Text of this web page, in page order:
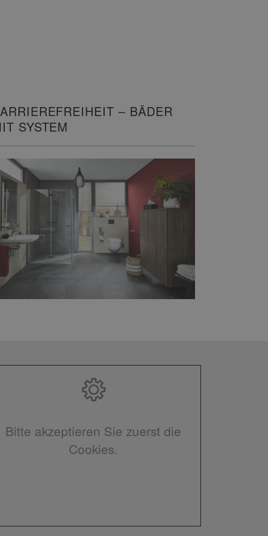
– BÄDER
SYSTEM
Bitte akzeptieren Sie zuerst die
Cookies.